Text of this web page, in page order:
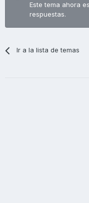
Este tema ahora
respuestas.
Ir a la lista de temas